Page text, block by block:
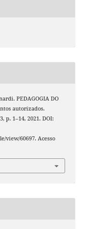
PEDAGOGIA DO
autorizados.
p. 1–14, 2021. DOI:
view/60697. Acesso